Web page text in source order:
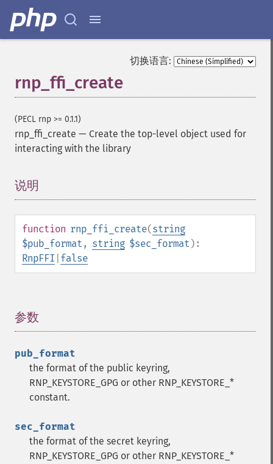
切换语言:
rnp_ffi_create
(PECL rnp >= 0.1.1)
rnp_ffi_create — Create the top-level object used for
interacting with the library
说明
function rnp_ffi_create(string
$pub_format , string $sec_format ):
RnpFFI false
参数
pub_format
the format of the public keyring,
RNP_KEYSTORE_GPG or other RNP_KEYSTORE_*
constant.
sec_format
the format of the secret keyring,
RNP_KEYSTORE_GPG or other RNP_KEYSTORE_*